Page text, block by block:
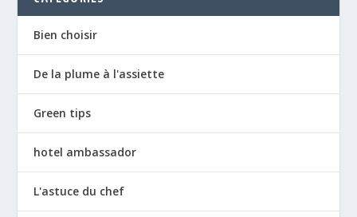
Bien choisir
De la plume à l'assiette
Green tips
hotel ambassador
L'astuce du chef